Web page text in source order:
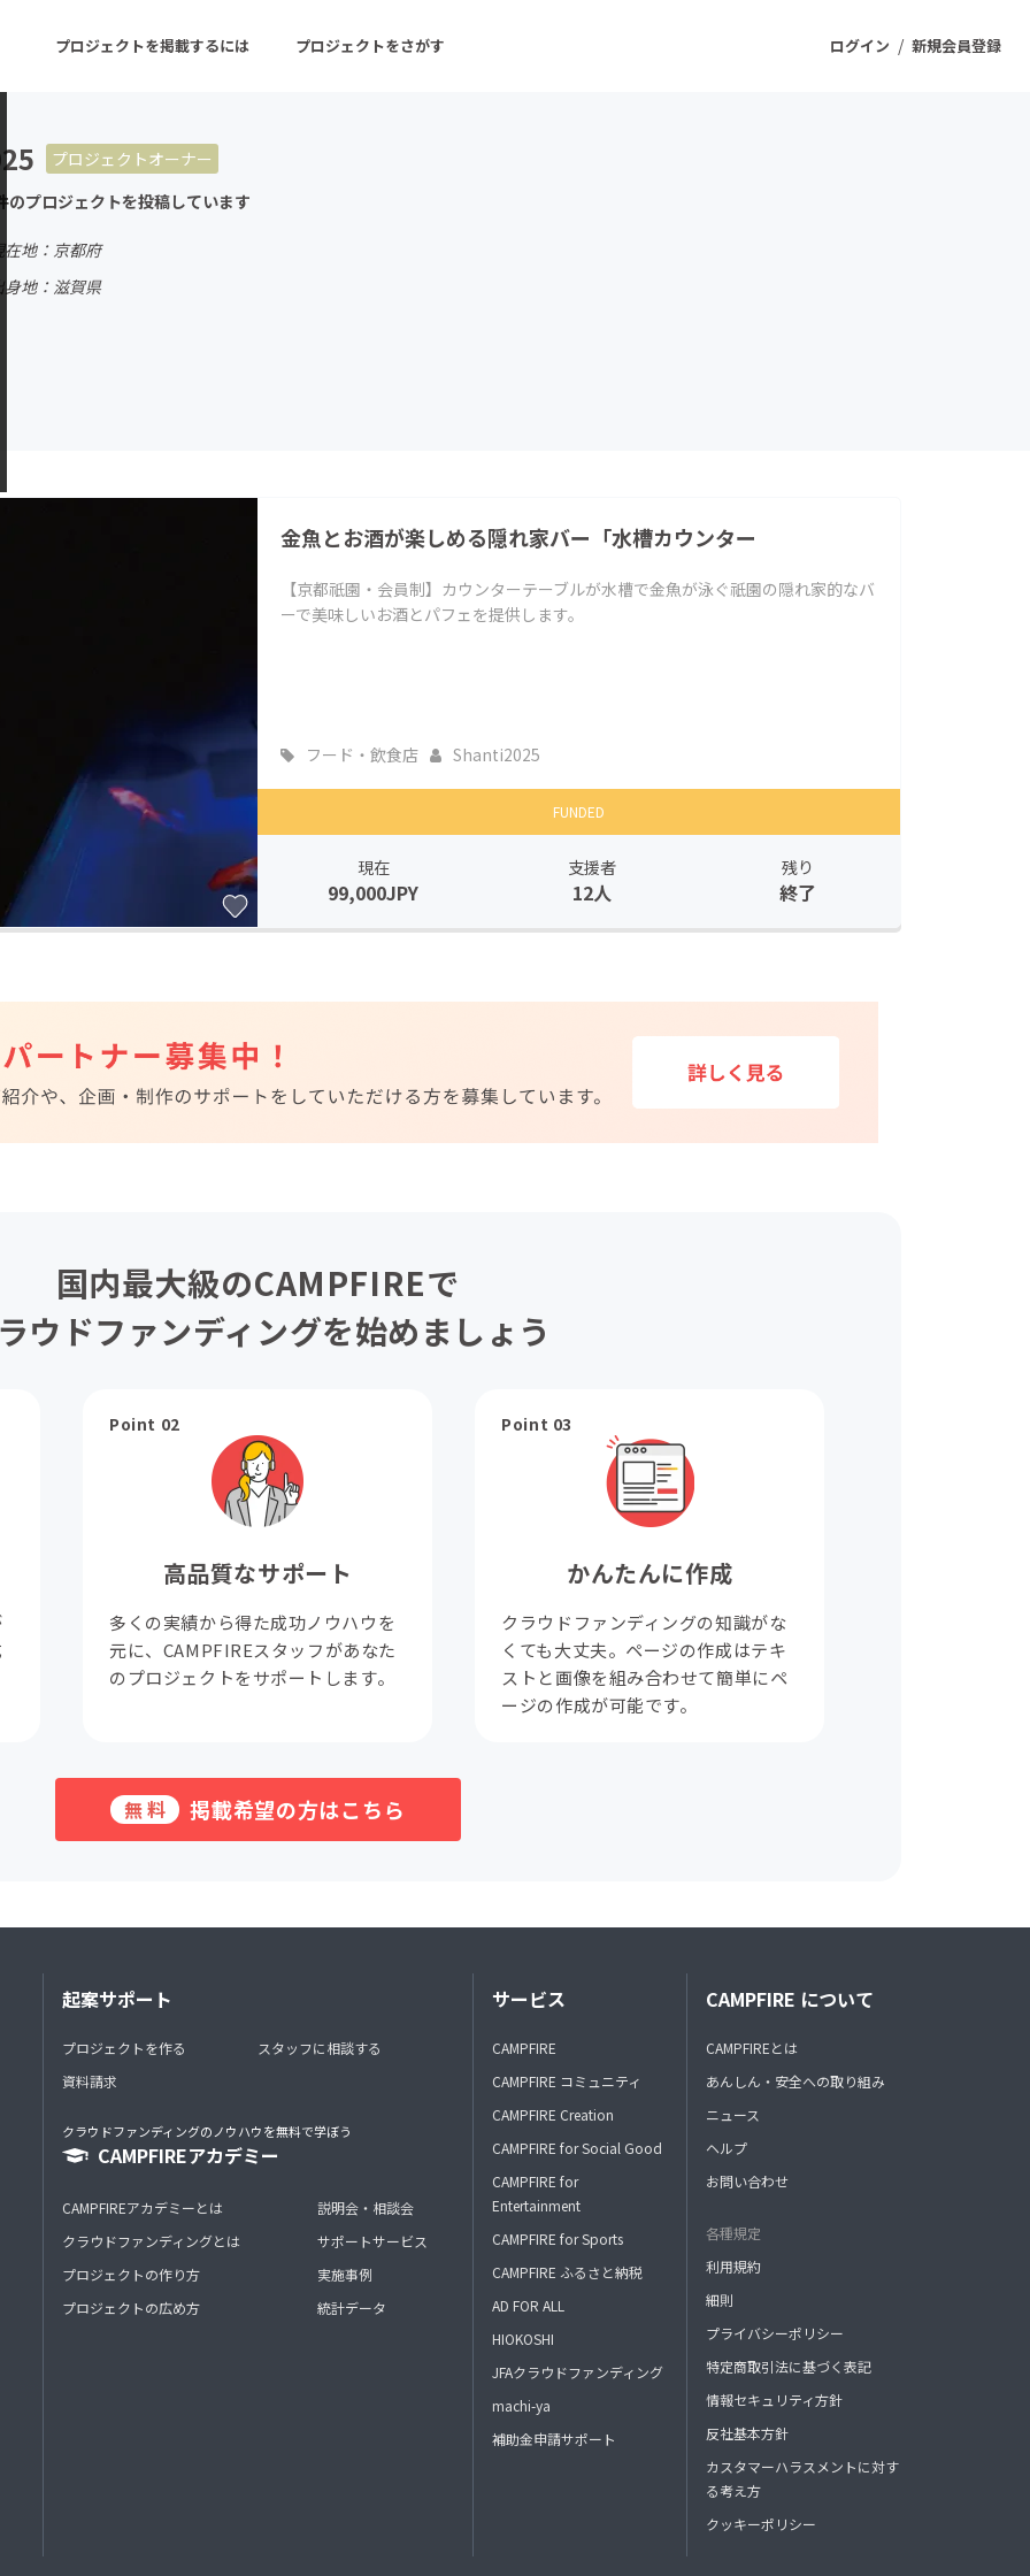
ログイン / 新規会員登録
プロジェクトを掲載するには プロジェクトをさがす
ーン 注目の新着プロジェクト
音楽
CAMPFIRE Creation
machi-ya コミュニティ
プロジェクトオーナー
のプロジェクトを投稿しています
在地：京都府
身地：滋賀県
金魚とお酒が楽しめる隠れ家バー「水槽カウンター
【京都祇園・会員制】カウンターテーブルが水槽で金魚が泳ぐ祇園の隠れ家的なバ
ーで美味しいお酒とパフェを提供します。
フード・飲食店 Shanti2025
FUNDED
現在
99,000JPY
支援者
12人
残り
終了
国内最大級のCAMPFIREで
ウドファンディングを始めましょう
Point 02
高品質なサポート
多くの実績から得た成功ノウハウを
元に、CAMPFIREスタッフがあなた
のプロジェクトをサポートします。
Point 03
かんたんに作成
クラウドファンディングの知識がな
くても大丈夫。ページの作成はテキ
ストと画像を組み合わせて簡単にペ
ージの作成が可能です。
無料 掲載希望の方はこちら
起案サポート
プロジェクトを作る
資料請求
スタッフに相談する
クラウドファンディングのノウハウを無料で学ぼう
CAMPFIREアカデミー
CAMPFIREアカデミーとは
クラウドファンディングとは
プロジェクトの作り方
プロジェクトの広め方
説明会・相談会
サポートサービス
実施事例
統計データ
サービス
CAMPFIRE
CAMPFIRE コミュニティ
CAMPFIRE Creation
CAMPFIRE for Social Good
CAMPFIRE for
Entertainment
CAMPFIRE for Sports
CAMPFIRE ふるさと納税
AD FOR ALL
HIOKOSHI
JFAクラウドファンディング
machi-ya
補助金申請サポート
CAMPFIRE について
CAMPFIREとは
あんしん・安全への取り組み
ニュース
ヘルプ
お問い合わせ
各種規定
利用規約
細則
プライバシーポリシー
特定商取引法に基づく表記
情報セキュリティ方針
反社基本方針
カスタマーハラスメントに対す
る考え方
クッキーポリシー